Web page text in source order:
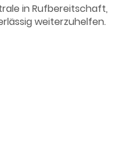
in Rufbereitschaft,
weiterzuhelfen.